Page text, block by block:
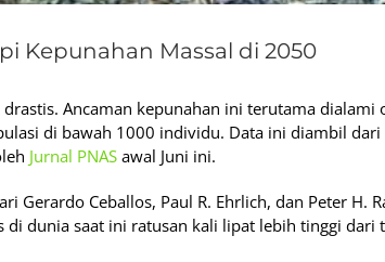
Kepunahan Massal di 2050
Ancaman kepunahan ini terutama dialami
di bawah 1000 individu. Data ini diambil
Jurnal PNAS awal Juni ini.
Gerardo Ceballos, Paul R. Ehrlich, dan Peter H.
di dunia saat ini ratusan kali lipat lebih tinggi dari